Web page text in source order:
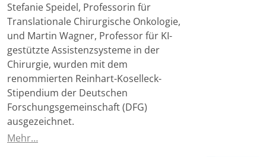
Stefanie Speidel, Professorin für
Translationale Chirurgische Onkologie,
und Martin Wagner, Professor für KI-
gestützte Assistenzsysteme in der
Chirurgie, wurden mit dem
renommierten Reinhart-Koselleck-
Stipendium der Deutschen
Forschungsgemeinschaft (DFG)
ausgezeichnet.
Mehr…